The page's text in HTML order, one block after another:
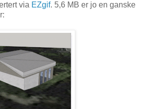
via EZgif. 5,6 MB er jo en ganske